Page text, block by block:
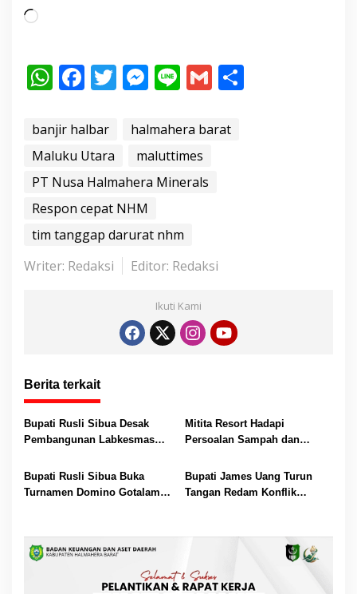
u
.
.
.
W
at
s
A
p
p
F
e
b
o
o
k
T
itt
er
M
ss
e
n
er
Li
e
G
ai
banjir halbar
halmahera barat
Maluku Utara
maluttimes
PT Nusa Halmahera Minerals
Respon cepat NHM
tim tanggap darurat nhm
Writer: Redaksi
Editor: Redaksi
Ikuti Kami
Berita terkait
Bupati Rusli Sibua Desak
Pembangunan Labkesmas
Agustus
Mitita Resort Hadapi
Persoalan Sampah dan
Bertindak
Bupati Rusli Sibua Buka
Turnamen Domino Gotalamo
Bupati James Uang Turun
Tangan Redam Konflik
Kerugian